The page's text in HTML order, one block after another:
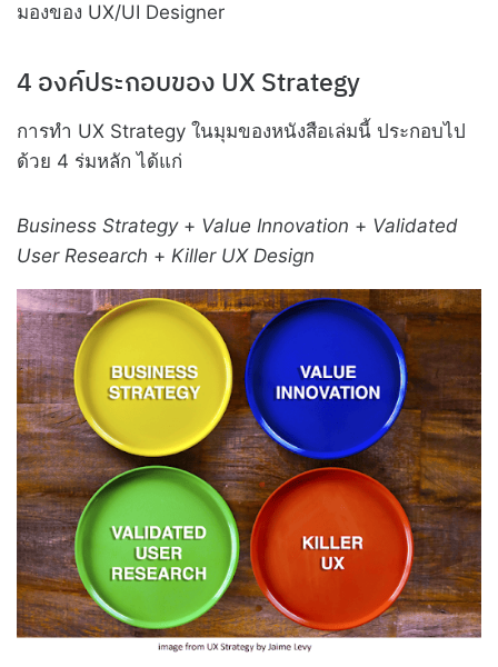
มองของ UX/UI Designer
4 องค์ประกอบของ UX Strategy
การทำ UX Strategy ในมุมของหนังสือเล่มนี้ ประกอบไป
ด้วย 4 ร่มหลัก ได้แก่
Business Strategy+ Value Innovation + Validated
User Research + Killer UX Design